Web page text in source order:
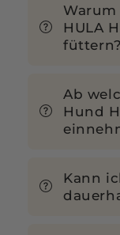
HULA
füttern?
Ab
Hund
Kann